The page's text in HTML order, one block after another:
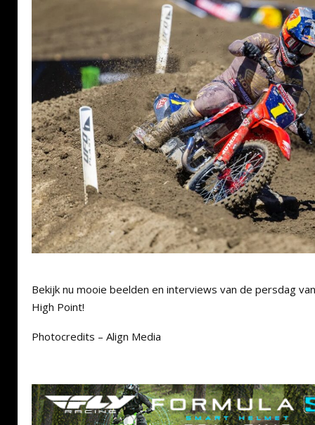
Bekijk nu mooie beelden en interviews van de persdag
High Point!
Photocredits – Align Media